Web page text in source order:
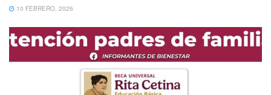
10 FEBRERO, 2026